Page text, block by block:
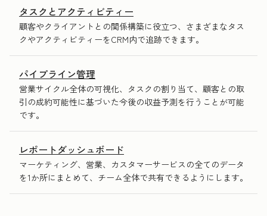
タスクとアクティビティー
顧客やクライアントとの関係構築に役立つ、さまざまなタス
クやアクティビティーをCRM内で追跡できます。
パイプライン管理
営業サイクル全体の可視化、タスクの割り当て、顧客との取
引の成約可能性に基づいた今後の収益予測を行うことが可能
です。
レポートダッシュボード
マーケティング、営業、カスタマーサービスの全てのデータ
を1か所にまとめて、チーム全体で共有できるようにします。